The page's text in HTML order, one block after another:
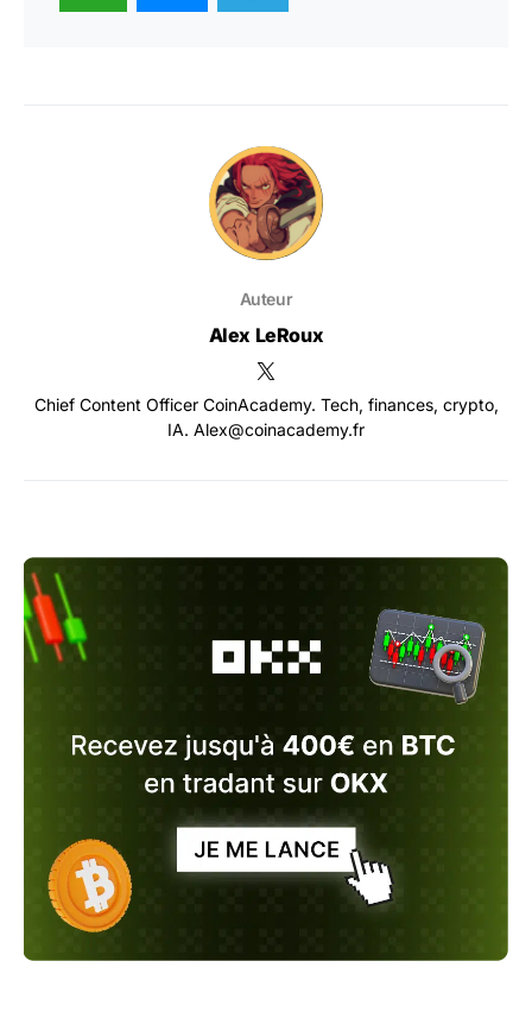
Auteur
Alex LeRoux
Chief Content Officer CoinAcademy. Tech, finances, crypto,
IA. Alex@coinacademy.fr